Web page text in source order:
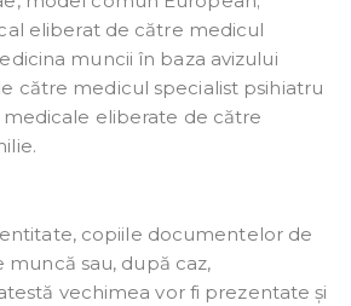
eliberat de către medicul
muncii în baza avizului
către medicul specialist psihiatru
medicale eliberate de către
copiile documentelor de
muncă sau, după caz,
vechimea vor fi prezentate și